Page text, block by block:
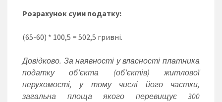
Розрахунок суми податку:
(65-60) * 100,5 = 502,5 гривні.
Довідково. За наявності у власності платника
податку об’єкта (об’єктів) житлової
нерухомості, у тому числі його частки,
загальна площа якого перевищує 300